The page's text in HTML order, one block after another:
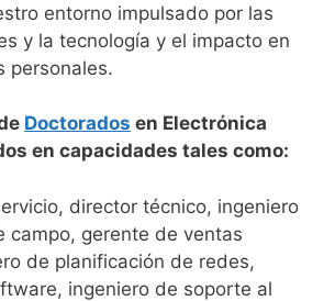
entorno impulsado por las
y la tecnología y el impacto en
personales.
Doctorados en Electrónica
en capacidades tales como:
director técnico, ingeniero
campo, gerente de ventas
de planificación de redes,
ingeniero de soporte al